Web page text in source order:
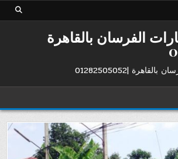
الفرسان بالقاهرة
|01282505052